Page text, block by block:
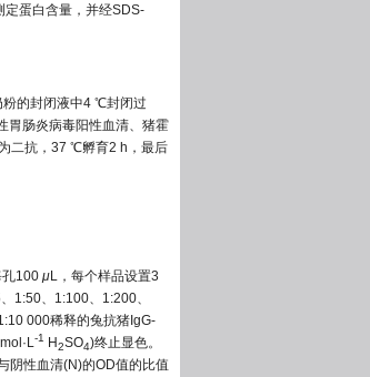
定蛋白含量，并经SDS-
粉的封闭液中4 ℃封闭过
胃肠炎病毒阳性血清、猪霍
二抗，37 ℃孵育2 h，最后
孔100 μL，每个样品设置3
1:50、1:100、1:200、
000稀释的兔抗猪IgG-
-1 H2SO4)终止显色。
阴性血清(N)的OD值的比值